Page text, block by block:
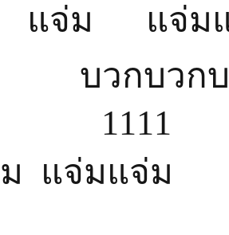
แจ่ม แจ่
วกบวกบว
ม แจ่มแจ่